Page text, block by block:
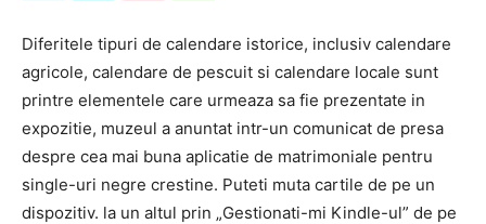
Diferitele tipuri de calendare istorice, inclusiv calendare
agricole, calendare de pescuit si calendare locale sunt
printre elementele care urmeaza sa fie prezentate in
expozitie, muzeul a anuntat intr-un comunicat de presa
despre cea mai buna aplicatie de matrimoniale pentru
single-uri negre crestine. Puteti muta cartile de pe un
dispozitiv. la un altul prin „Gestionati-mi Kindle-ul” de pe